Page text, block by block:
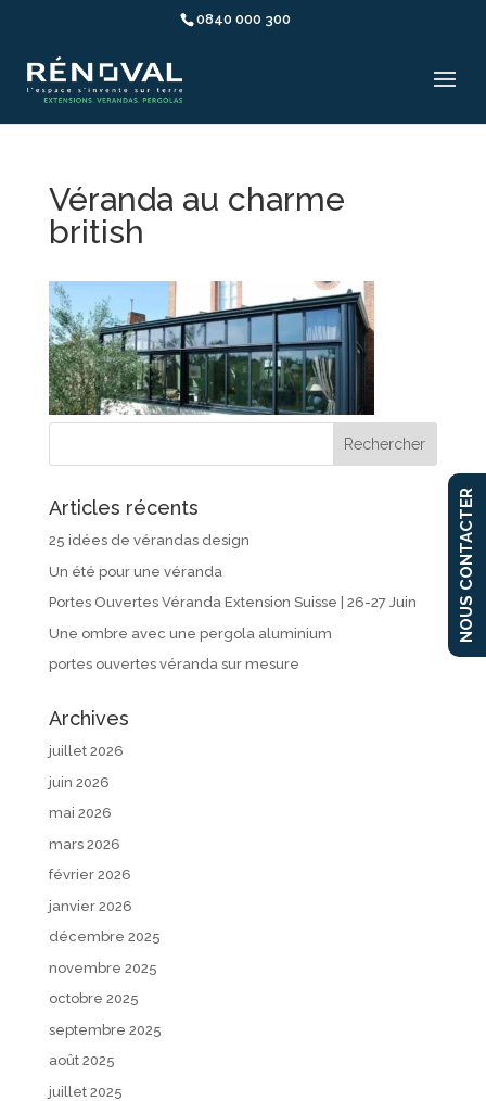
0840 000 300
Véranda au charme
british
Articles récents
25 idées de vérandas design
Un été pour une véranda
Portes Ouvertes Véranda Extension Suisse | 26-27 Juin
Une ombre avec une pergola aluminium
portes ouvertes véranda sur mesure
Archives
juillet 2026
juin 2026
mai 2026
mars 2026
février 2026
janvier 2026
décembre 2025
novembre 2025
octobre 2025
septembre 2025
août 2025
juillet 2025
NOUS CONTACTER